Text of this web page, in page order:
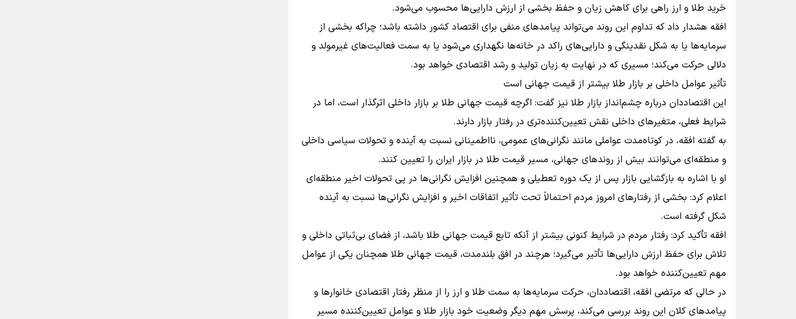
خرید طلا و ارز راهی برای کاهش زیان و حفظ بخشی از ارزش دارایی‌ها محسوب می‌شود.
افقه هشدار داد که تداوم این روند می‌تواند پیامدهای منفی برای اقتصاد کشور داشته باشد؛ چراکه بخشی از
سرمایه‌ها یا به شکل نقدینگی و دارایی‌های راکد در خانه‌ها نگهداری می‌شود یا به سمت فعالیت‌های غیرمولد و
دلالی حرکت می‌کند؛ مسیری که در نهایت به زیان تولید و رشد اقتصادی خواهد بود.
تأثیر عوامل داخلی بر بازار طلا بیشتر از قیمت جهانی است
این اقتصاددان درباره چشم‌انداز بازار طلا نیز گفت: اگرچه قیمت جهانی طلا بر بازار داخلی اثرگذار است، اما در
شرایط فعلی، متغیرهای داخلی نقش تعیین‌کننده‌تری در رفتار بازار دارند.
به گفته افقه، در کوتاه‌مدت عواملی مانند نگرانی‌های عمومی، نااطمینانی نسبت به آینده و تحولات سیاسی داخلی
و منطقه‌ای می‌توانند بیش از روندهای جهانی، مسیر قیمت طلا در بازار ایران را تعیین کنند.
او با اشاره به بازگشایی بازار پس از یک دوره تعطیلی و همچنین افزایش نگرانی‌ها در پی تحولات اخیر منطقه‌ای
اعلام کرد: بخشی از رفتارهای امروز مردم احتمالاً تحت تأثیر اتفاقات اخیر و افزایش نگرانی‌ها نسبت به آینده
شکل گرفته است.
افقه تأکید کرد: رفتار مردم در شرایط کنونی بیشتر از آنکه تابع قیمت جهانی طلا باشد، از فضای بی‌ثباتی داخلی و
تلاش برای حفظ ارزش دارایی‌ها تأثیر می‌گیرد؛ هرچند در افق بلندمدت، قیمت جهانی طلا همچنان یکی از عوامل
مهم تعیین‌کننده خواهد بود.
در حالی که مرتضی افقه، اقتصاددان، حرکت سرمایه‌ها به سمت طلا و ارز را از منظر رفتار اقتصادی خانوارها و
پیامدهای کلان این روند بررسی می‌کند، پرسش مهم دیگر وضعیت خود بازار طلا و عوامل تعیین‌کننده مسیر